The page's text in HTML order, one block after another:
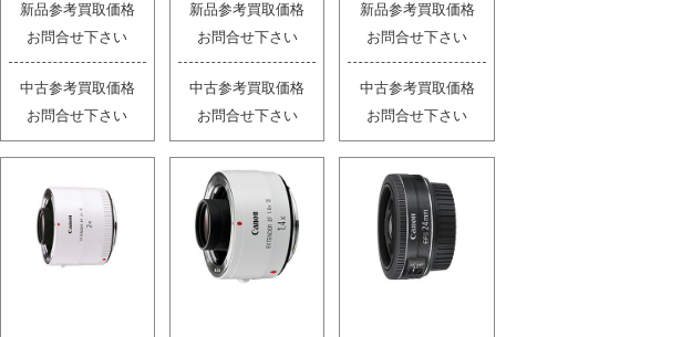
新品参考買取価格
お問合せ下さい
中古参考買取価格
お問合せ下さい
新品参考買取価格
お問合せ下さい
中古参考買取価格
お問合せ下さい
新品参考買取価格
お問合せ下さい
中古参考買取価格
お問合せ下さい